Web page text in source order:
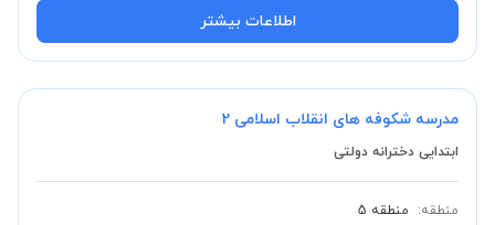
اطلاعات بیشتر
مدرسه شکوفه های انقلاب اسلامی 2
ابتدایی دخترانه دولتی
منطقه:
منطقه 5